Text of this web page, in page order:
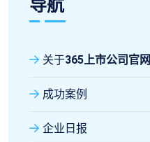
导航
关于365上市公司官网
成功案例
企业日报